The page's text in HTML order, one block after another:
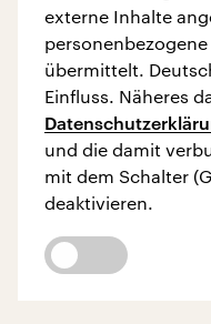
externe Inhalte
übermittelt.
Einfluss. Näheres
und die damit
mit dem Schalter
deaktivieren.